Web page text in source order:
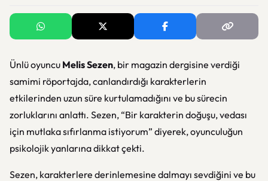
Ünlü oyuncu Melis Sezen, bir magazin dergisine verdiği
samimi röportajda, canlandırdığı karakterlerin
etkilerinden uzun süre kurtulamadığını ve bu sürecin
zorluklarını anlattı. Sezen, “Bir karakterin doğuşu, vedası
için mutlaka sıfırlanma istiyorum” diyerek, oyunculuğun
psikolojik yanlarına dikkat çekti.
Sezen, karakterlere derinlemesine dalmayı sevdiğini ve bu